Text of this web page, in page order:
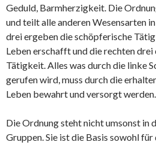
Geduld, Barmherzigkeit. Die
und teilt alle anderen Wesensarten
drei ergeben die schöpferische
Leben erschafft und die rechten
Tätigkeit. Alles was durch die linke
gerufen wird, muss durch die
Leben bewahrt und versorgt werden.
Die Ordnung steht nicht umsonst in
Gruppen. Sie ist die Basis sowohl